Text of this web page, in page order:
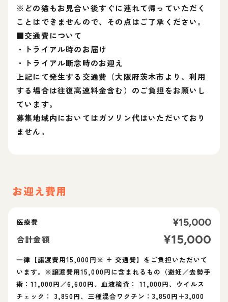
※どの猫もお見合い後すぐに連れて帰っていただく
ことはできませんので、その点はご了承ください。
■交通費について
・トライアル時のお届け
・トライアル断念時のお迎え
上記にて発生する交通費（大阪府茨木市より、利用
する場合は往復高速料金含む）のご負担をお願いし
ています。
募集地域内においてはガソリン代はいただいており
ません。
お迎え費用
医療費 ¥15,000
合計金額 ¥15,000
一律【譲渡費用15,000円※ + 交通費】をご負担いただいて
います。※譲渡費用15,000円に含まれるもの（避妊／去勢手
術：11,000円／6,600円、血液検査： 11,000円、ウイルス
チェック： 3,850円、三種混合ワクチン：3,850円＋3,000